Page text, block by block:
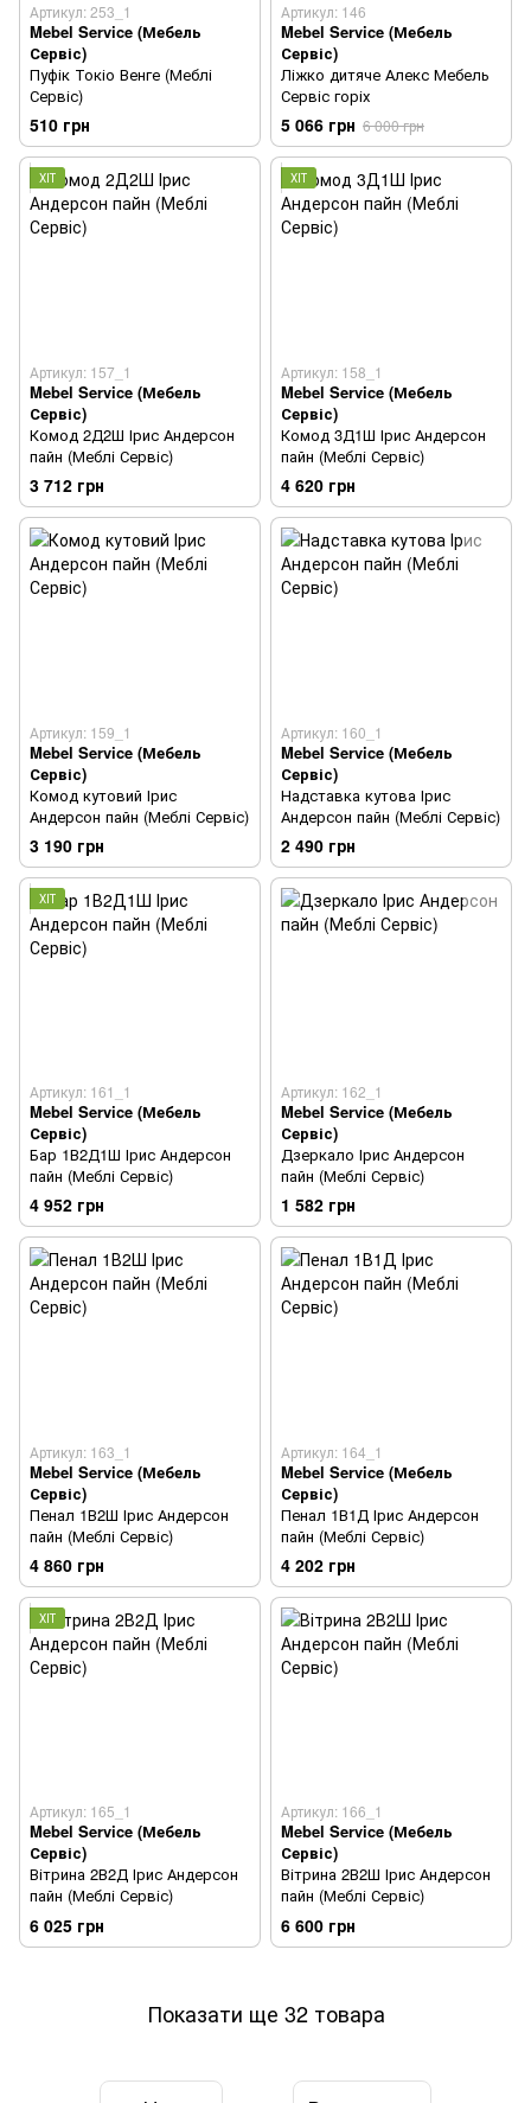
Артикул: 253_1
Mebel Service (Мебель
Сервіс)
Пуфік Токіо Венге (Меблі
Сервіс)
510 грн
Артикул: 146
Mebel Service (Мебель
Сервіс)
Ліжко дитяче Алекс Мебель
Сервіс горіх
5 066 грн 6 000 грн
ХІТ
Артикул: 157_1
Mebel Service (Мебель
Сервіс)
Комод 2Д2Ш Ірис Андерсон
пайн (Меблі Сервіс)
3 712 грн
ХІТ
Артикул: 158_1
Mebel Service (Мебель
Сервіс)
Комод 3Д1Ш Ірис Андерсон
пайн (Меблі Сервіс)
4 620 грн
Артикул: 159_1
Mebel Service (Мебель
Сервіс)
Комод кутовий Ірис
Андерсон пайн (Меблі Сервіс)
3 190 грн
Артикул: 160_1
Mebel Service (Мебель
Сервіс)
Надставка кутова Ірис
Андерсон пайн (Меблі Сервіс)
2 490 грн
ХІТ
Артикул: 161_1
Mebel Service (Мебель
Сервіс)
Бар 1В2Д1Ш Ірис Андерсон
пайн (Меблі Сервіс)
4 952 грн
Артикул: 162_1
Mebel Service (Мебель
Сервіс)
Дзеркало Ірис Андерсон
пайн (Меблі Сервіс)
1 582 грн
Артикул: 163_1
Mebel Service (Мебель
Сервіс)
Пенал 1В2Ш Ірис Андерсон
пайн (Меблі Сервіс)
4 860 грн
Артикул: 164_1
Mebel Service (Мебель
Сервіс)
Пенал 1В1Д Ірис Андерсон
пайн (Меблі Сервіс)
4 202 грн
ХІТ
Артикул: 165_1
Mebel Service (Мебель
Сервіс)
Вітрина 2В2Д Ірис Андерсон
пайн (Меблі Сервіс)
6 025 грн
Артикул: 166_1
Mebel Service (Мебель
Сервіс)
Вітрина 2В2Ш Ірис Андерсон
пайн (Меблі Сервіс)
6 600 грн
Показати ще 32 товара